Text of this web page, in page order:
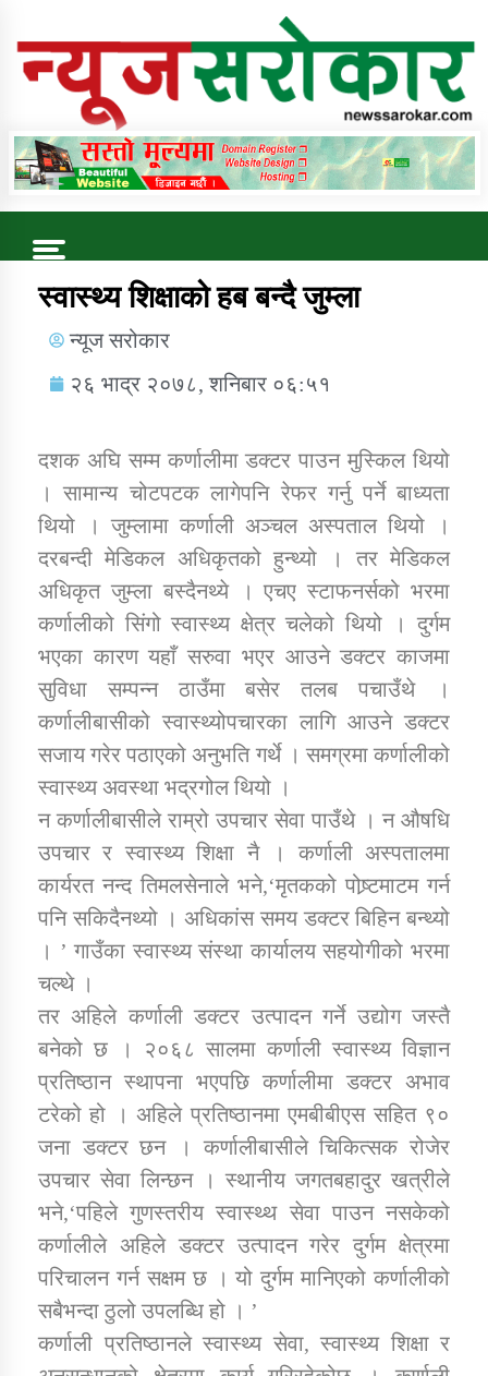
Online News Portal
Trending Now
डिभिजन कार्यालय जुम्लाको सुचना सन्देश
कर्णाली प्रविधि शिक्षालय जुम्लाको सुचना
सामाजिक बिकास कार्यालय जुम्लाकाे सुचना
कार्यक्रम कार्यान्वयन एकाई जुम्लाको सुचना
कर्णाली प्राविधि शिक्षालय जुम्लाको सुचना
स्वास्थ्य शिक्षाको हब बन्दै जुम्ला
न्यूज सरोकार
२६ भाद्र २०७८, शनिबार ०६:५१
दशक अघि सम्म कर्णालीमा डक्टर पाउन मुस्किल थियो
। सामान्य चोटपटक लागेपनि रेफर गर्नु पर्ने बाध्यता
थियो । जुम्लामा कर्णाली अञ्चल अस्पताल थियो ।
दरबन्दी मेडिकल अधिकृतको हुन्थ्यो । तर मेडिकल
अधिकृत जुम्ला बस्दैनथ्ये । एचए स्टाफनर्सको भरमा
कर्णालीको सिंगो स्वास्थ्य क्षेत्र चलेको थियो । दुर्गम
भएका कारण यहाँ सरुवा भएर आउने डक्टर काजमा
सुविधा सम्पन्न ठाउँमा बसेर तलब पचाउँथे ।
कर्णालीबासीको स्वास्थ्योपचारका लागि आउने डक्टर
सजाय गरेर पठाएको अनुभति गर्थे । समग्रमा कर्णालीको
स्वास्थ्य अवस्था भद्रगोल थियो ।
न कर्णालीबासीले राम्रो उपचार सेवा पाउँथे । न औषधि
उपचार र स्वास्थ्य शिक्षा नै । कर्णाली अस्पतालमा
कार्यरत नन्द तिमलसेनाले भने,‘मृतकको पोष्र्टमाटम गर्न
पनि सकिदैनथ्यो । अधिकांस समय डक्टर बिहिन बन्थ्यो
। ’ गाउँका स्वास्थ्य संस्था कार्यालय सहयोगीको भरमा
चल्थे ।
तर अहिले कर्णाली डक्टर उत्पादन गर्ने उद्योग जस्तै
बनेको छ । २०६८ सालमा कर्णाली स्वास्थ्य विज्ञान
प्रतिष्ठान स्थापना भएपछि कर्णालीमा डक्टर अभाव
टरेको हो । अहिले प्रतिष्ठानमा एमबीबीएस सहित ९०
जना डक्टर छन । कर्णालीबासीले चिकित्सक रोजेर
उपचार सेवा लिन्छन । स्थानीय जगतबहादुर खत्रीले
भने,‘पहिले गुणस्तरीय स्वास्थ्थ सेवा पाउन नसकेको
कर्णालीले अहिले डक्टर उत्पादन गरेर दुर्गम क्षेत्रमा
परिचालन गर्न सक्षम छ । यो दुर्गम मानिएको कर्णालीको
सबैभन्दा ठुलो उपलब्धि हो । ’
कर्णाली प्रतिष्ठानले स्वास्थ्य सेवा, स्वास्थ्य शिक्षा र